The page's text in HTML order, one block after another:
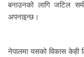
बनाउनको लागि जटिल
अपनाइन्छ।
नेपालमा यसको विकास केही